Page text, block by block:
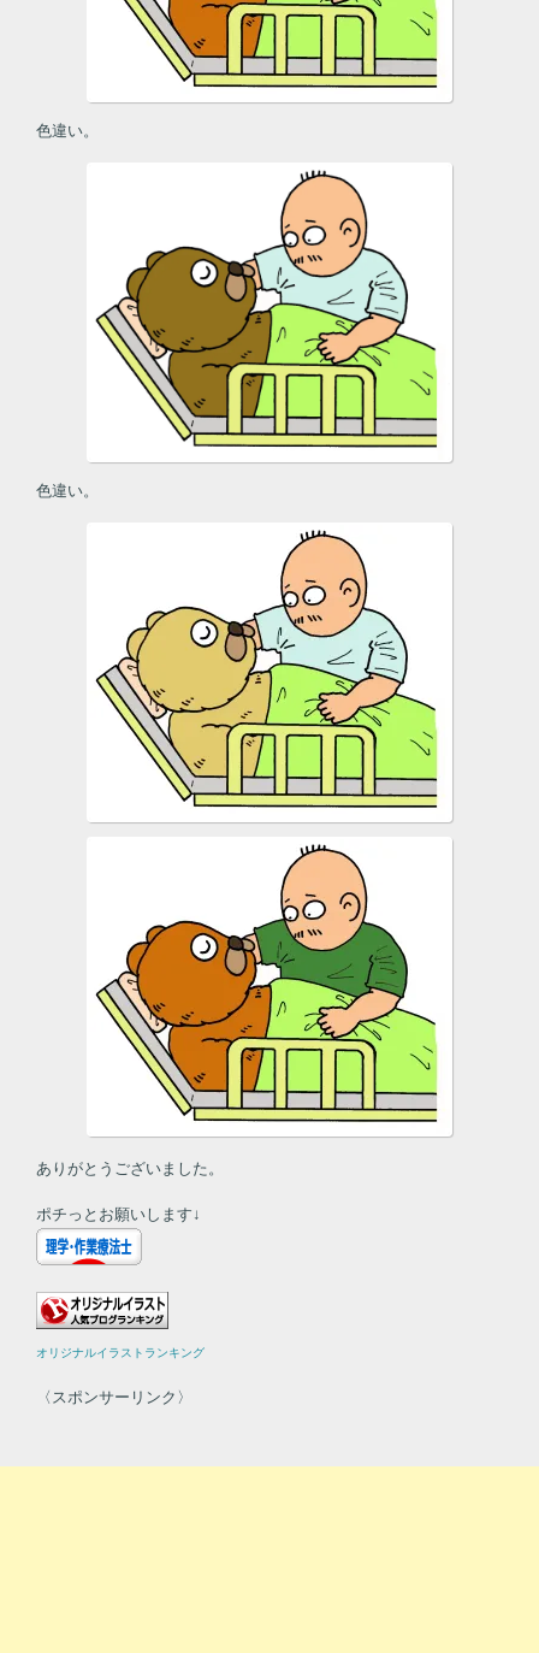
色違い。
色違い。
ありがとうございました。
ポチっとお願いします↓
オリジナルイラストランキング
〈スポンサーリンク〉